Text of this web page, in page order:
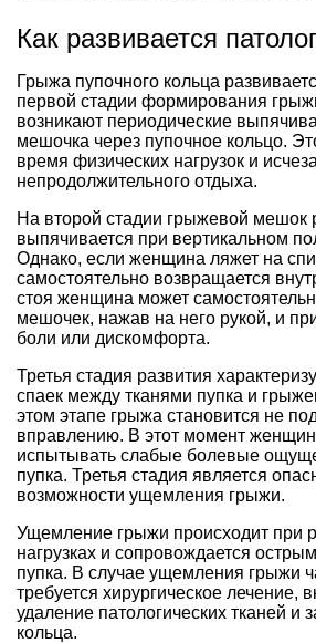
Как развивается
Грыжа пупочного кольца
первой стадии формирования
возникают периодические
мешочка через пупочное кольцо.
время физических нагрузок и
непродолжительного отдыха.
На второй стадии грыжевой мешок
выпячивается при вертикальном
Однако, если женщина ляжет на
самостоятельно возвращается
стоя женщина может
мешочек, нажав на него рукой, и
боли или дискомфорта.
Третья стадия развития
спаек между тканями пупка и
этом этапе грыжа становится не
вправлению. В этот момент
испытывать слабые болевые
пупка. Третья стадия является
возможности ущемления грыжи.
Ущемление грыжи происходит при
нагрузках и сопровождается
пупка. В случае ущемления грыжи
требуется хирургическое лечение,
удаление патологических тканей и
кольца.